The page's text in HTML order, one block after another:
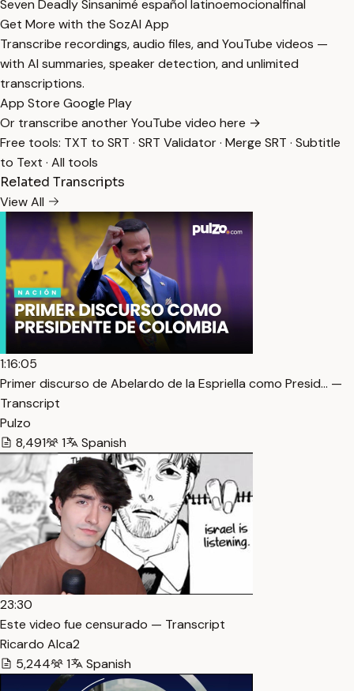
Seven Deadly Sinsanimé español latinoemocionalfinal
Get More with the SozAI App
Transcribe recordings, audio files, and YouTube videos —
with AI summaries, speaker detection, and unlimited
transcriptions.
App Store Google Play
Or transcribe another YouTube video here →
Free tools: TXT to SRT · SRT Validator· Merge SRT · Subtitle
to Text · All tools
Related Transcripts
View All
1:16:05
Primer discurso de Abelardo de la Espriella como Presid… —
Transcript
Pulzo
8,491
1 Spanish
23:30
Este video fue censurado — Transcript
Ricardo Alca2
5,244
1 Spanish